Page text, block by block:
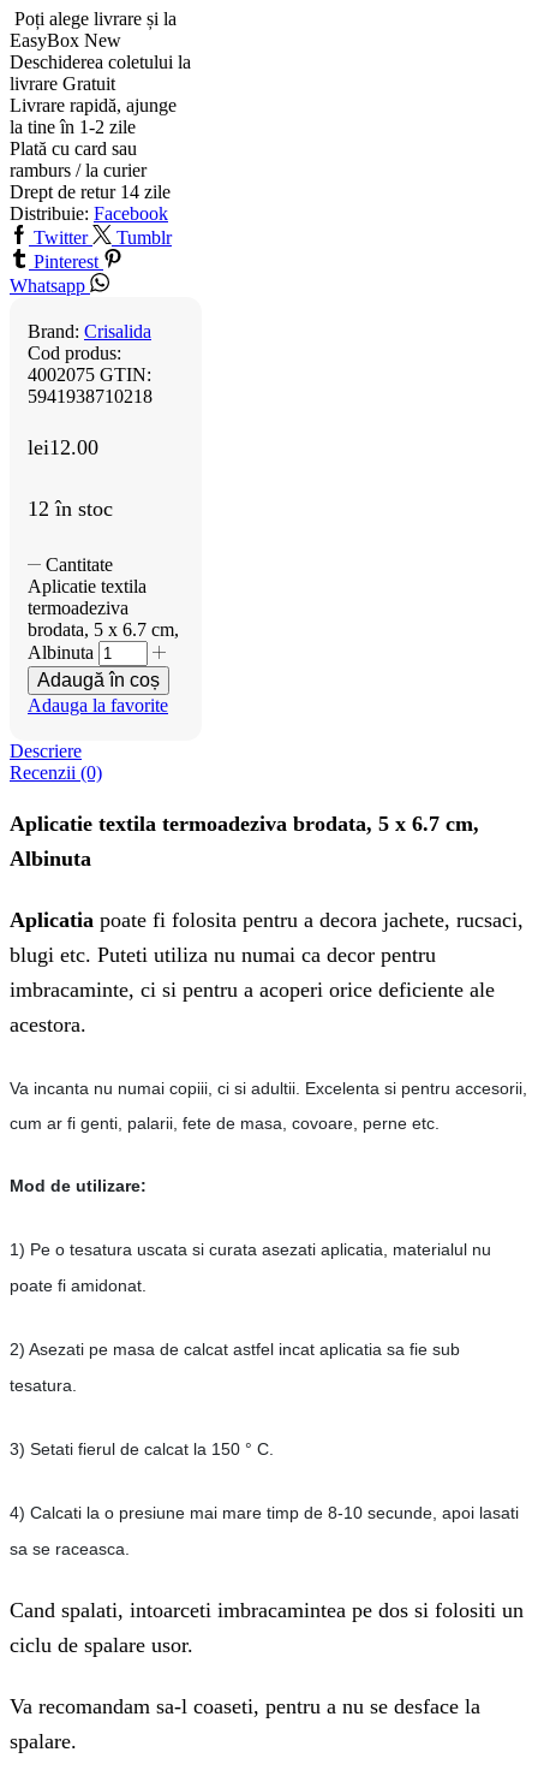
Poți alege livrare și la
EasyBox New
Deschiderea coletului la
livrare Gratuit
Livrare rapidă, ajunge
la tine în 1-2 zile
Plată cu card sau
ramburs / la curier
Drept de retur 14 zile
Distribuie: Facebook
Twitter
Tumblr
Pinterest
Whatsapp
Brand: Crisalida
Cod produs:
4002075 GTIN:
5941938710218
lei12.00
12 în stoc
Cantitate
Aplicatie textila
termoadeziva
brodata, 5 x 6.7 cm,
Albinuta
Adaugă în coș
Adauga la favorite
Descriere
Recenzii (0)
Aplicatie textila termoadeziva brodata, 5 x 6.7 cm,
Albinuta
Aplicatia poate fi folosita pentru a decora jachete, rucsaci,
blugi etc. Puteti utiliza nu numai ca decor pentru
imbracaminte, ci si pentru a acoperi orice deficiente ale
acestora.
Va incanta nu numai copiii, ci si adultii. Excelenta si pentru accesorii,
cum ar fi genti, palarii, fete de masa, covoare, perne etc.
Mod de utilizare:
1) Pe o tesatura uscata si curata asezati aplicatia, materialul nu
poate fi amidonat.
2) Asezati pe masa de calcat astfel incat aplicatia sa fie sub
tesatura.
3) Setati fierul de calcat la 150 ° C.
4) Calcati la o presiune mai mare timp de 8-10 secunde, apoi lasati
sa se raceasca.
Cand spalati, intoarceti imbracamintea pe dos si folositi un
ciclu de spalare usor.
Va recomandam sa-l coaseti, pentru a nu se desface la
spalare.